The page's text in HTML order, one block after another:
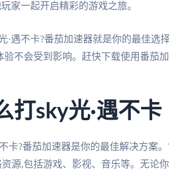
家一起开启精彩的游戏之旅。
·遇不卡?番茄加速器就是你的最佳选
验不会受到影响。赶快下载使用番茄
打sky光·遇不卡
卡?番茄加速器是你的最佳解决方案
源,包括游戏、影视、音乐等。无论